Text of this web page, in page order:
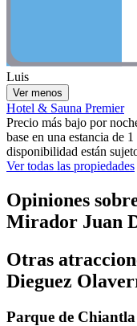
Luis
Ver menos
Hotel & Sauna Premier
Precio más bajo por
base en una estancia de
disponibilidad están
Ver todas las propiedades
Opiniones
Mirador Juan
Otras
Dieguez
Parque de Chiantla